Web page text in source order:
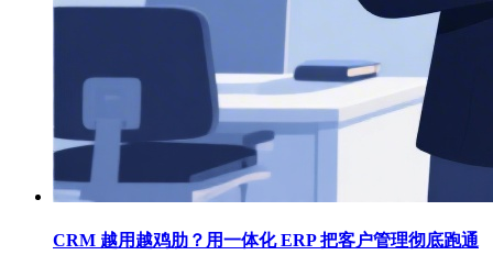
CRM 越用越鸡肋？用一体化 ERP 把客户管理彻底跑通